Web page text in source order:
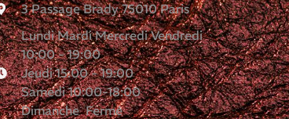
3 Passage Brady 75010 Paris
Lundi Mardi Mercredi Vendredi
10:00 - 19:00
Jeudi 15:00 - 19:00
Samedi 10:00-18:00
Dimanche Fermé